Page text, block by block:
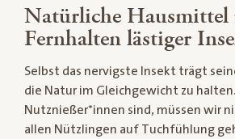
Natürliche Hausmittel
Fernhalten lästiger
Selbst das nervigste Insekt trägt
die Natur im Gleichgewicht zu
Nutznießer*innen sind, müssen wir
allen Nützlingen auf Tuchfühlung